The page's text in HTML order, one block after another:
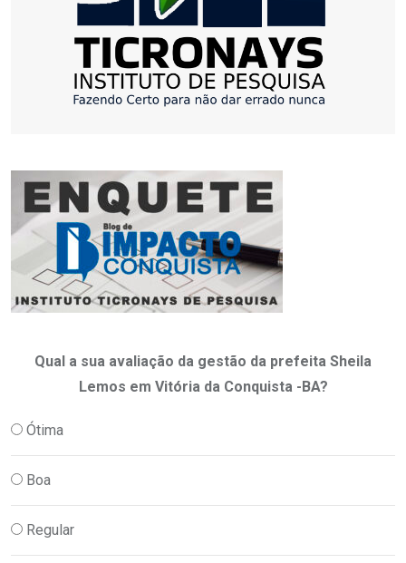
Qual a sua avaliação da gestão da prefeita Sheila
Lemos em Vitória da Conquista -BA?
Ótima
Boa
Regular